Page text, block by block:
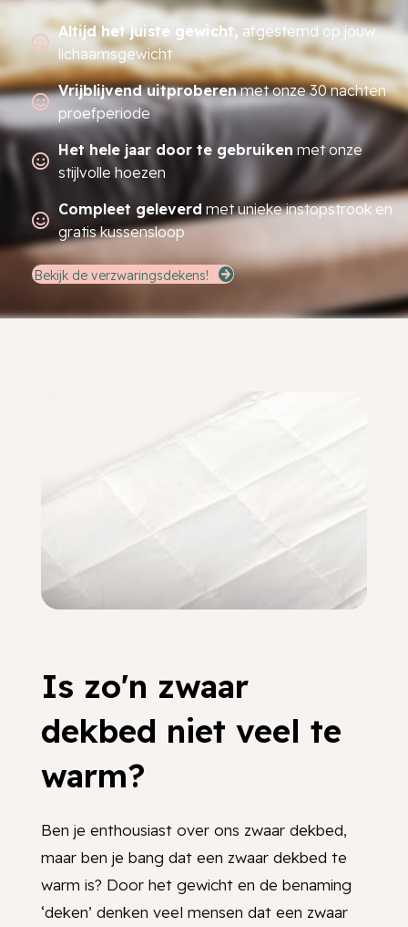
Altijd het juiste gewicht, afgestemd op jouw
lichaamsgewicht
Vrijblijvend uitproberenmet onze 30 nachten
proefperiode
Het hele jaar door te gebruiken met onze
stijlvolle hoezen
Compleet geleverd met unieke instopstrook en
gratis kussensloop
Bekijk de verzwaringsdekens!
Is zo'n zwaar
dekbed niet veel te
warm?
Ben je enthousiast over ons zwaar dekbed,
maar ben je bang dat een zwaar dekbed te
warm is? Door het gewicht en de benaming
‘deken’ denken veel mensen dat een zwaar